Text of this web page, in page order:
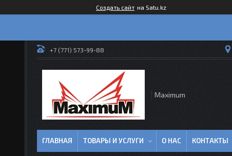
Создать сайт на Satu.kz
+7 (771) 573-99-88
Maximum
ГЛАВНАЯ ТОВАРЫ И УСЛУГИ О НАС КОНТАКТЫ